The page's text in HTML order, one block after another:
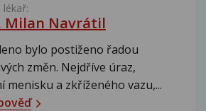
lékař:
Milan Navrátil
bylo postiženo řadou
změn. Nejdříve úraz,
menisku a zkříženého vazu,...